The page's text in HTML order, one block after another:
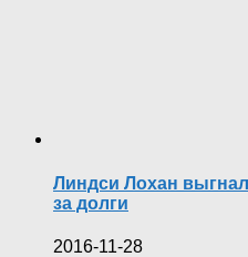
Линдси Лохан
за долги
2016-11-28